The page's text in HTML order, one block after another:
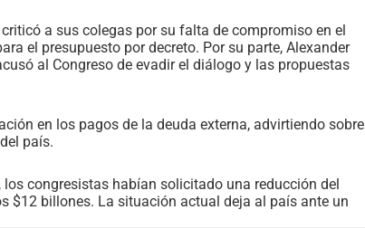
a sus colegas por su falta de compromiso en el
el presupuesto por decreto. Por su parte, Alexander
al Congreso de evadir el diálogo y las propuestas
en los pagos de la deuda externa, advirtiendo sobre
país.
congresistas habían solicitado una reducción del
$12 billones. La situación actual deja al país ante un